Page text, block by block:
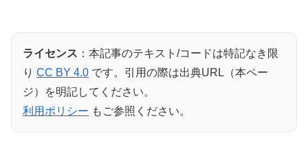
ライセンス ：本記事のテキスト/コードは特記なき限
り CC BY 4.0 です。引用の際は出典URL（本ペー
ジ）を明記してください。
利用ポリシー もご参照ください。